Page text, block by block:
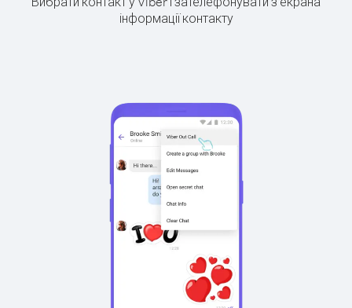
інформації контакту